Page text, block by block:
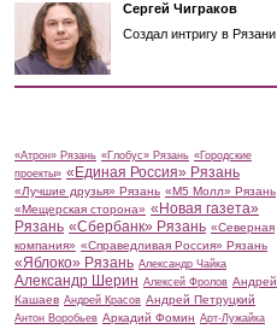
Сергей Чиграков
Создал интригу в Рязани
«Атрон» Рязань «Глобус» Рязань «Городские
проекты» «Единая Россия» Рязань
«Лучшие друзья» Рязань «М5 Молл» Рязань
«Мещерская сторона» «Новая газета»
Рязань «Сбербанк» Рязань «Северная
компания» «Справедливая Россия» Рязань
«Яблоко» Рязань Александр Чайка
Александр Шерин Алексей Фролов Андрей
Кашаев Андрей Красов Андрей Петруцкий
Антон Воробьев Аркадий Фомин Арт-Лужайка